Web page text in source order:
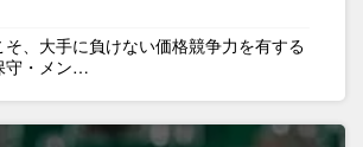
そ、大手に負けない価格競争力を有する
守・メン…